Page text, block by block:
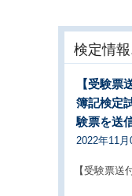
検定情
【受験票
簿記検定
験票を送
2022年11月
【受験票送